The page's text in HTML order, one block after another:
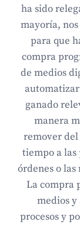
ha sido
mayoría,
para que
compra
de medios
automatizar
ganado
manera
remover
tiempo a las
órdenes o las
La compra
medios y
procesos y